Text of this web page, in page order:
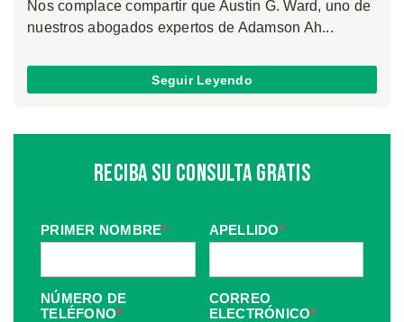
Nos complace compartir que Austin G. Ward, uno de
nuestros abogados expertos de Adamson Ah...
Seguir Leyendo
Reciba Su Consulta Gratis
PRIMER NOMBRE* APELLIDO*
NÚMERO DE
TELÉFONO*
CORREO
ELECTRÓNICO*